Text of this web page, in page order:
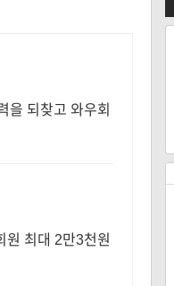
을 되찾고 와우회
원 최대 2만3천원